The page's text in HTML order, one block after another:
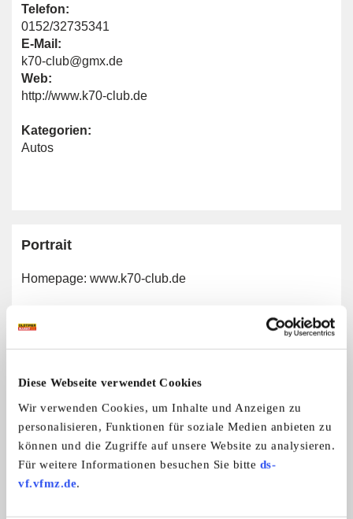
Diese Webseite verwendet Cookies
Wir verwenden Cookies, um Inhalte und Anzeigen zu
personalisieren, Funktionen für soziale Medien anbieten zu
können und die Zugriffe auf unsere Website zu analysieren.
Für weitere Informationen besuchen Sie bitte ds-
vf.vfmz.de.
Telefon:
0152/32735341
E-Mail:
k70-club@gmx.de
Web:
http://www.k70-club.de
Kategorien:
Autos
Portrait
Homepage: www.k70-club.de
Automarken:
1. int. K 70 Club e.V.